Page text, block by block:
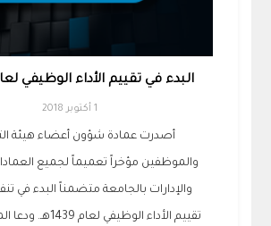
البدء في تقييم الأداء الوظيفي لعام
1 أكتوبر 2018
أصدرت عمادة شؤون أعضاء هيئة
والموظفين مؤخراً تعميماً لجميع
والإدارات بالجامعة متضمناً البدء في
تقييم الأداء الوظيفي